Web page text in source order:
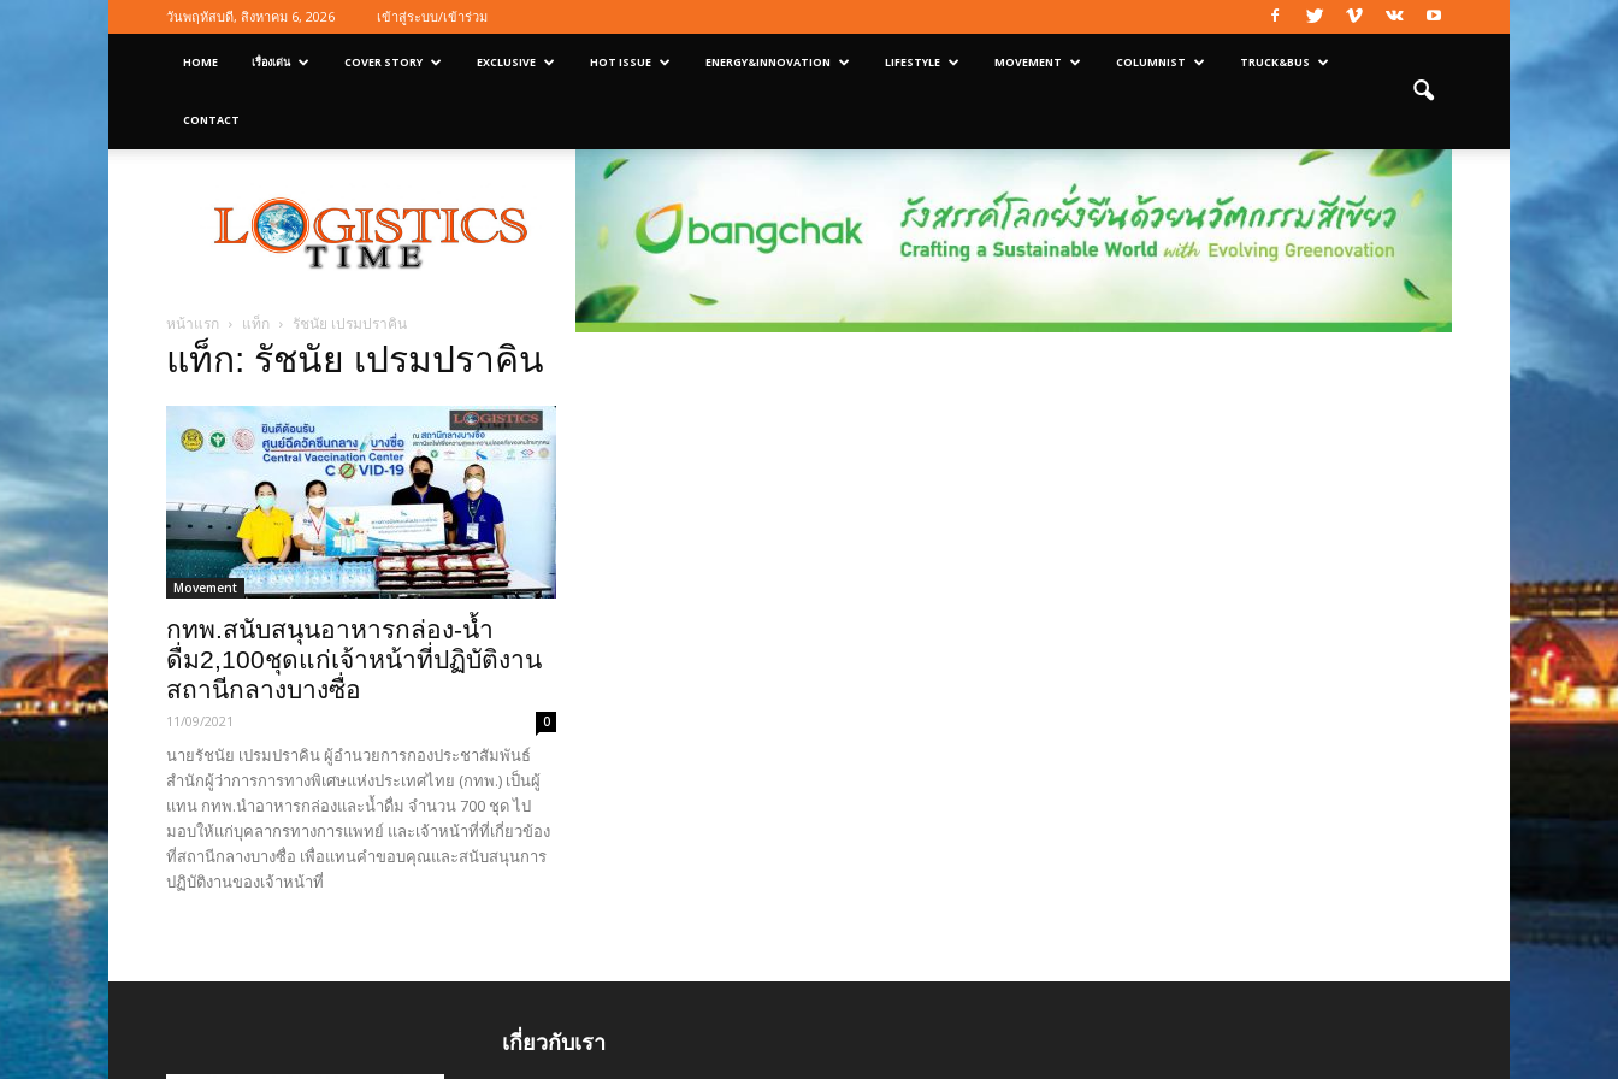
วันพฤหัสบดี, สิงหาคม 6, 2026 เข้าสู่ระบบ/เข้าร่วม
HOME เรื่องเด่น COVER STORY EXCLUSIVE HOT ISSUE ENERGY&INNOVATION LIFESTYLE MOVEMENT COLUMNIST TRUCK&BUS
CONTACT
Magazine
หน้าแรก แท็ก รัชนัย เปรมปราคิน
แท็ก: รัชนัย เปรมปราคิน
Movement
กทพ.สนับสนุนอาหารกล่อง-น้ำ
ดื่ม2,100ชุดแก่เจ้าหน้าที่ปฏิบัติงาน
สถานีกลางบางซื่อ
11/09/2021 0
นายรัชนัย เปรมปราคิน ผู้อำนวยการกองประชาสัมพันธ์
สำนักผู้ว่าการการทางพิเศษแห่งประเทศไทย (กทพ.) เป็นผู้
แทน กทพ.นำอาหารกล่องและน้ำดื่ม จำนวน 700 ชุด ไป
มอบให้แก่บุคลากรทางการแพทย์ และเจ้าหน้าที่ที่เกี่ยวข้อง
ที่สถานีกลางบางซื่อ เพื่อแทนคำขอบคุณและสนับสนุนการ
ปฏิบัติงานของเจ้าหน้าที่
เกี่ยวกับเรา